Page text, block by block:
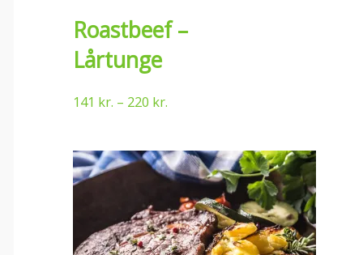
Roastbeef –
Lårtunge
141 kr. – 220 kr.